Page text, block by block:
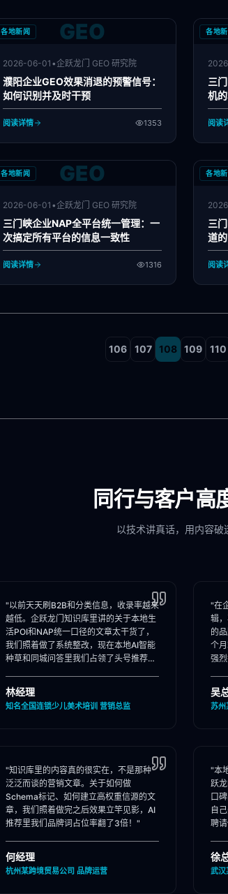
各地新闻 GEO
2026-06-01 •企跃龙门 GEO 研究院
濮阳企业GEO效果消退的预警信号：
如何识别并及时干预
阅读详情 1353
各地
三
机
阅读
各地新闻 GEO
2026-06-01 •企跃龙门 GEO 研究院
三门峡企业NAP全平台统一管理：一
次搞定所有平台的信息一致性
阅读详情 1316
各地
三
道
阅读
106 107 108 109 110
同行与客户高
以技术讲真话，用内容破
"以前天天刷B2B和分类信息，收录率越来
越低。企跃龙门知识库里讲的关于本地生
活POI和NAP统一口径的文章太干货了，
我们照着做了系统整改，现在本地AI智能
种草和同城问答里我们占领了头号推荐
林经理
知名全国连锁少儿美术培训 营销总监
"在
辑
的
个
强
吴
苏州
"知识库里的内容真的很实在，不是那种
泛泛而谈的营销文章。关于如何做
Schema标记、如何建立高权重信源的文
章，我们照着做完之后效果立竿见影，AI
推荐里我们品牌词占位率翻了3倍！"
何经理
杭州某跨境贸易公司 品牌运营
"本
跃
口
自
聘
徐
武汉